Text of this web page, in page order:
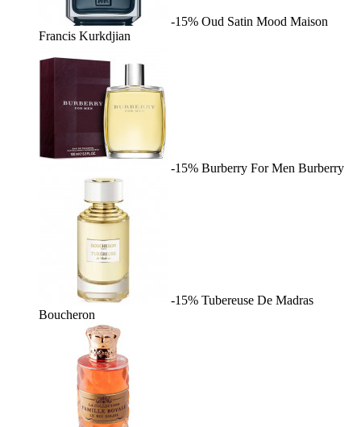
-15% Oud Satin Mood Maison
Francis Kurkdjian
-15% Burberry For Men Burberry
-15% Tubereuse De Madras
Boucheron